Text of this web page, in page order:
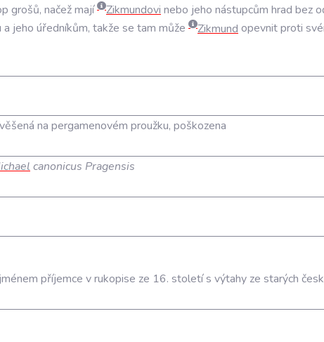
grošů, načežmají Zikmundovi nebo jeho nástupcům hrad bez
a jeho úředníkům, takže se tam může Zikmund opevnitproti
na pergamenovém proužku, poškozena
canonicus Pragensis
příjemce v rukopise ze 16. století s výtahy ze starých